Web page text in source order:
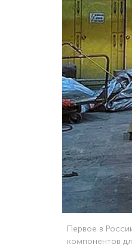
Первое в
компонентов